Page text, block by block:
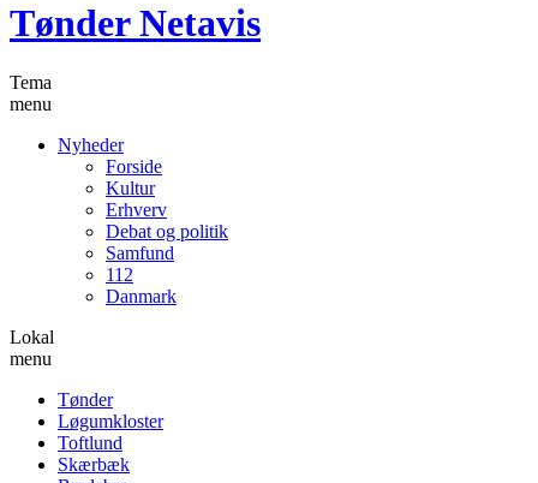
Tønder Netavis
Tema
menu
Nyheder
Forside
Kultur
Erhverv
Debat og politik
Samfund
112
Danmark
Lokal
menu
Tønder
Løgumkloster
Toftlund
Skærbæk